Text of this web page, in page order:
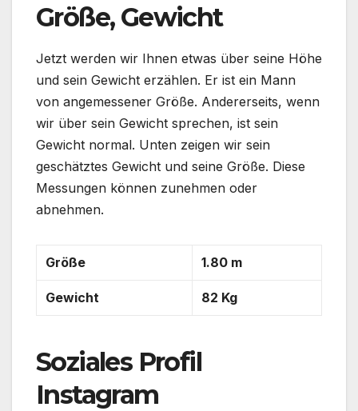
Größe, Gewicht
Jetzt werden wir Ihnen etwas über seine Höhe
und sein Gewicht erzählen. Er ist ein Mann
von angemessener Größe. Andererseits, wenn
wir über sein Gewicht sprechen, ist sein
Gewicht normal. Unten zeigen wir sein
geschätztes Gewicht und seine Größe. Diese
Messungen können zunehmen oder
abnehmen.
Größe 1.80 m
Gewicht 82 Kg
Soziales Profil
Instagram